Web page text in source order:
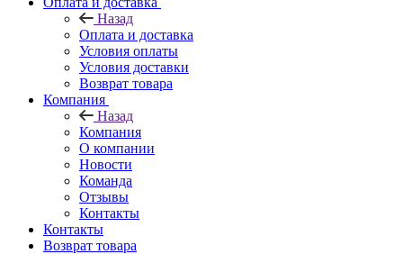
Назад
Оплата и доставка
Условия оплаты
Условия доставки
Возврат товара
Компания
Назад
Компания
О компании
Новости
Команда
Отзывы
Контакты
Контакты
Возврат товара